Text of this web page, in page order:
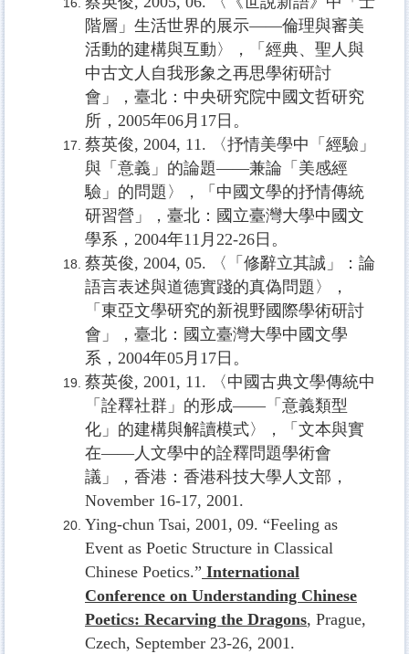
階層」生活世界的展示——倫理與審美
活動的建構與互動〉，「經典、聖人與
中古文人自我形象之再思學術研討
會」，臺北：中央研究院中國文哲研究
所， 2005年06月 17 日。
蔡英俊, 2004, 11.
〈抒情美學中「經驗」
與「意義」的論題——兼論「美感經
驗」的問題〉，「中國文學的抒情傳統
研習營」，臺北：國立臺灣大學中國文
學系， 2004年11 月 22-26 日。
蔡英俊, 2004, 05.
〈「修辭立其誠」：論
語言表述與道德實踐的真偽問題〉，
「東亞文學研究的新視野國際學術研討
會」，臺北：國立臺灣大學中國文學
系， 2004年05月 17 日。
蔡英俊, 2001, 11.
〈中國古典文學傳統中
「詮釋社群」的形成——「意義類型
化」的建構與解讀模式〉，「文本與實
在——人文學中的詮釋問題學術會
議」，香港：香港科技大學人文部，
November 16-17, 2001.
Ying-chun Tsai, 2001, 09. “Feeling as
Event as Poetic Structure in Classical
Chinese Poetics.” International
Conference on Understanding Chinese
Poetics: Recarving the Dragons, Prague,
Czech, September 23-26, 2001.